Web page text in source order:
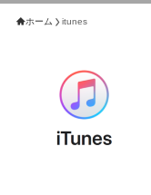
ホーム itunes